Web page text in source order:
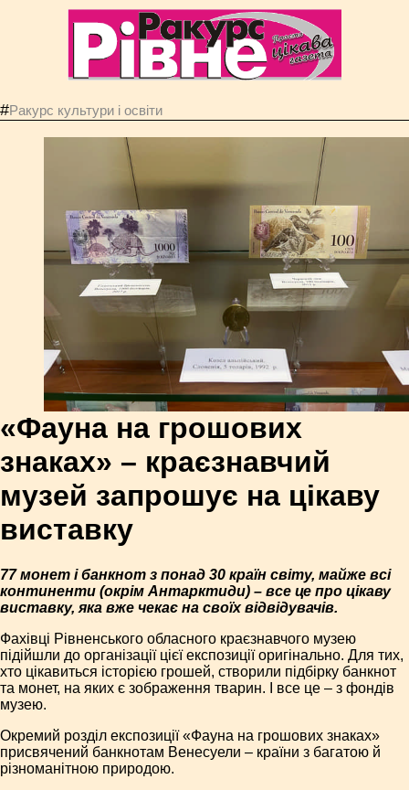
#Ракурс культури і освіти
«Фауна на грошових
знаках» – краєзнавчий
музей запрошує на цікаву
виставку
77 монет і банкнот з понад 30 країн світу, майже всі
континенти (окрім Антарктиди) – все це про цікаву
виставку, яка вже чекає на своїх відвідувачів.
Фахівці Рівненського обласного краєзнавчого музею
підійшли до організації цієї експозиції оригінально. Для тих,
хто цікавиться історією грошей, створили підбірку банкнот
та монет, на яких є зображення тварин. І все це – з фондів
музею.
Окремий розділ експозиції «Фау­на на грошових знаках»
присвячений банкнотам Венесуели – країни з багатою й
різноманітною природою.